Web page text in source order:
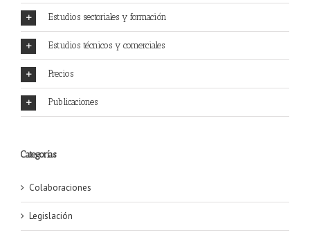
Estudios sectoriales y formación
Estudios técnicos y comerciales
Precios
Publicaciones
Categorías
Colaboraciones
Legislación